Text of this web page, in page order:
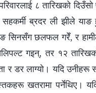
८ तारिखको
सहकर्मी ब्रदर ली झीले
सिनसँग छलफल गरेँ, र
गइन्, तर १२
र डर लाग्यो। यदि
खतरामा पर्नेथिए।